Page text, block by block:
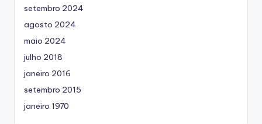
setembro 2024
agosto 2024
maio 2024
julho 2018
janeiro 2016
setembro 2015
janeiro 1970